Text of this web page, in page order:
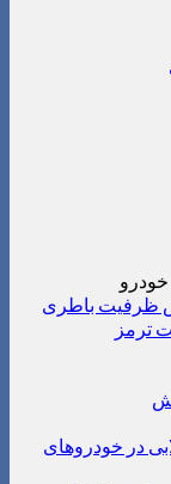
ظرفیت باطری
ترمز
در خودروهای